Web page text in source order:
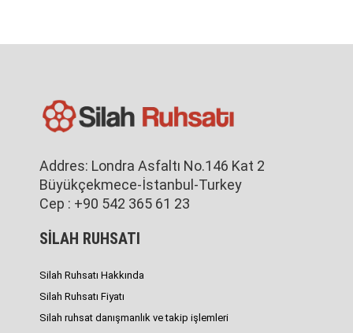
Addres: Londra Asfaltı No.146 Kat 2
Büyükçekmece-İstanbul-Turkey
Cep : +90 542 365 61 23
SİLAH RUHSATI
Silah Ruhsatı Hakkında
Silah Ruhsatı Fiyatı
Silah ruhsat danışmanlık ve takip işlemleri